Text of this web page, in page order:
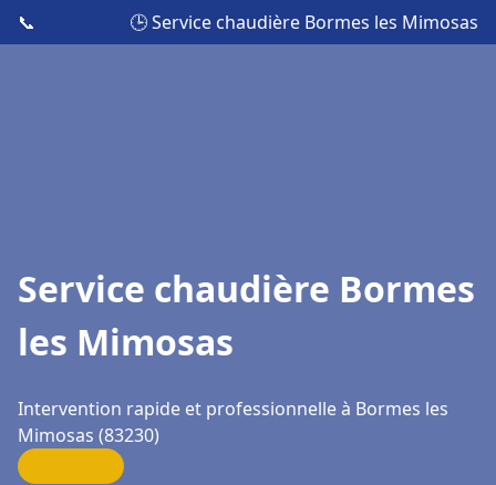
📞 🕒 Service chaudière Bormes les Mimosas
Service chaudière Bormes
les Mimosas
Intervention rapide et professionnelle à Bormes les
Mimosas (83230)